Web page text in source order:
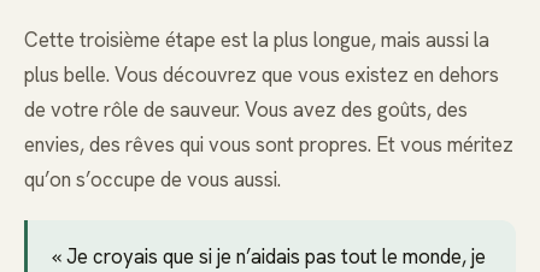
Cette troisième étape est la plus longue, mais aussi la
plus belle. Vous découvrez que vous existez en dehors
de votre rôle de sauveur. Vous avez des goûts, des
envies, des rêves qui vous sont propres. Et vous méritez
qu’on s’occupe de vous aussi.
« Je croyais que si je n’aidais pas tout le monde, je